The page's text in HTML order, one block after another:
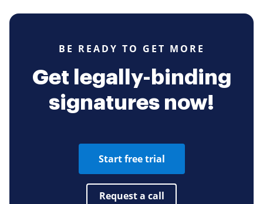
BE READY TO GET MORE
Get legally-binding
signatures now!
Start free trial
Request a call